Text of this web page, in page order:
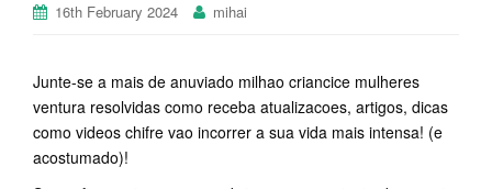
16th February 2024 mihai
Junte-se a mais de anuviado milhao criancice mulheres
ventura resolvidas como receba atualizacoes, artigos, dicas
como videos chifre vao incorrer a sua vida mais intensa! (e
acostumado)!